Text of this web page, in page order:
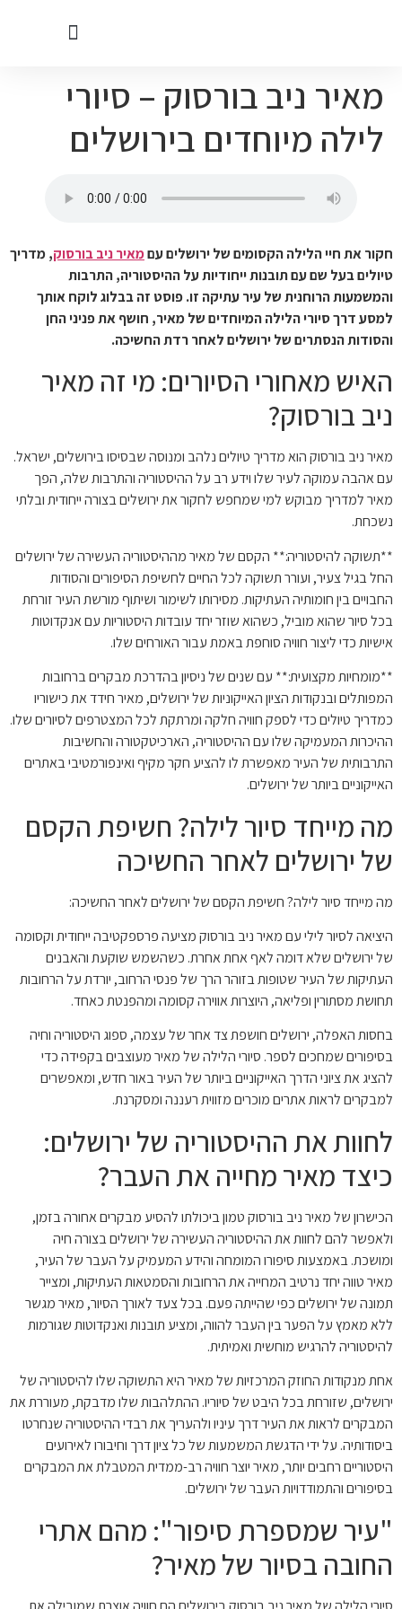
מאיר ניב בורסוק – סיורי
לילה מיוחדים בירושלים
חקור את חיי הלילה הקסומים של ירושלים עםמאיר ניב בורסוק, מדריך
טיולים בעל שם עם תובנות ייחודיות על ההיסטוריה, התרבות
והמשמעות הרוחנית של עיר עתיקה זו. פוסט זה בבלוג לוקח אותך
למסע דרך סיורי הלילה המיוחדים של מאיר, חושף את פניני החן
והסודות הנסתרים של ירושלים לאחר רדת החשיכה.
האיש מאחורי הסיורים: מי זה מאיר
ניב בורסוק?
מאיר ניב בורסוק הוא מדריך טיולים נלהב ומנוסה שבסיסו בירושלים, ישראל.
עם אהבה עמוקה לעיר שלו וידע רב על ההיסטוריה והתרבות שלה, הפך
מאיר למדריך מבוקש למי שמחפש לחקור את ירושלים בצורה ייחודית ובלתי
נשכחת.
**תשוקה להיסטוריה:** הקסם של מאיר מההיסטוריה העשירה של ירושלים
החל בגיל צעיר, ועורר תשוקה לכל החיים לחשיפת הסיפורים והסודות
החבויים בין חומותיה העתיקות. מסירותו לשימור ושיתוף מורשת העיר זורחת
בכל סיור שהוא מוביל, כשהוא שוזר יחד עובדות היסטוריות עם אנקדוטות
אישיות כדי ליצור חוויה סוחפת באמת עבור האורחים שלו.
**מומחיות מקצועית:** עם שנים של ניסיון בהדרכת מבקרים ברחובות
המפותלים ובנקודות הציון האייקוניות של ירושלים, מאיר חידד את כישוריו
כמדריך טיולים כדי לספק חוויה חלקה ומרתקת לכל המצטרפים לסיורים שלו.
ההיכרות המעמיקה שלו עם ההיסטוריה, הארכיטקטורה והחשיבות
התרבותית של העיר מאפשרת לו להציע חקר מקיף ואינפורמטיבי באתרים
האייקוניים ביותר של ירושלים.
מה מייחד סיור לילה? חשיפת הקסם
של ירושלים לאחר החשיכה
מה מייחד סיור לילה? חשיפת הקסם של ירושלים לאחר החשיכה:
היציאה לסיור לילי עם מאיר ניב בורסוק מציעה פרספקטיבה ייחודית וקסומה
של ירושלים שלא דומה לאף אחת אחרת. כשהשמש שוקעת והאבנים
העתיקות של העיר שטופות בזוהר הרך של פנסי הרחוב, יורדת על הרחובות
תחושת מסתורין ופליאה, היוצרות אווירה קסומה ומהפנטת כאחד.
בחסות האפלה, ירושלים חושפת צד אחר של עצמה, ספוג היסטוריה וחיה
בסיפורים שמחכים לספר. סיורי הלילה של מאיר מעוצבים בקפידה כדי
להציג את ציוני הדרך האייקוניים ביותר של העיר באור חדש, ומאפשרים
למבקרים לראות אתרים מוכרים מזווית רעננה ומסקרנת.
לחוות את ההיסטוריה של ירושלים:
כיצד מאיר מחייה את העבר?
הכישרון של מאיר ניב בורסוק טמון ביכולתו להסיע מבקרים אחורה בזמן,
ולאפשר להם לחוות את ההיסטוריה העשירה של ירושלים בצורה חיה
ומושכת. באמצעות סיפורו המומחה והידע המעמיק על העבר של העיר,
מאיר טווה יחד נרטיב המחייה את הרחובות והסמטאות העתיקות, ומצייר
תמונה של ירושלים כפי שהייתה פעם. בכל צעד לאורך הסיור, מאיר מגשר
ללא מאמץ על הפער בין העבר להווה, ומציע תובנות ואנקדוטות שגורמות
להיסטוריה להרגיש מוחשית ואמיתית.
אחת מנקודות החוזק המרכזיות של מאיר היא התשוקה שלו להיסטוריה של
ירושלים, שזורחת בכל היבט של סיוריו. ההתלהבות שלו מדבקת, מעוררת את
המבקרים לראות את העיר דרך עיניו ולהעריך את רבדי ההיסטוריה שנחרטו
ביסודותיה. על ידי הדגשת המשמעות של כל ציון דרך וחיבורו לאירועים
היסטוריים רחבים יותר, מאיר יוצר חוויה רב-ממדית המטבלת את המבקרים
בסיפורים והתמודדויות העבר של ירושלים.
"עיר שמספרת סיפור": מהם אתרי
החובה בסיור של מאיר?